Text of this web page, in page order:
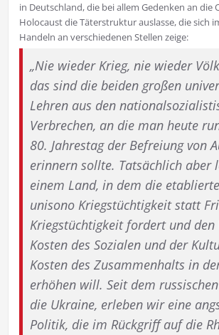
in Deutschland, die bei allem Gedenken an die
Holocaust die Täterstruktur auslasse, die sich
Handeln an verschiedenen Stellen zeige:
„Nie wieder Krieg, nie wieder
das sind die beiden großen
Lehren aus den
Verbrechen, an die man heute
80. Jahrestag der Befreiung von
erinnern sollte. Tatsächlich aber
einem Land, in dem die
unisono Kriegstüchtigkeit statt
Kriegstüchtigkeit fordert und
Kosten des Sozialen und der
Kosten des Zusammenhalts in
erhöhen will. Seit dem
die Ukraine, erleben wir eine
Politik, die im Rück­griff auf die